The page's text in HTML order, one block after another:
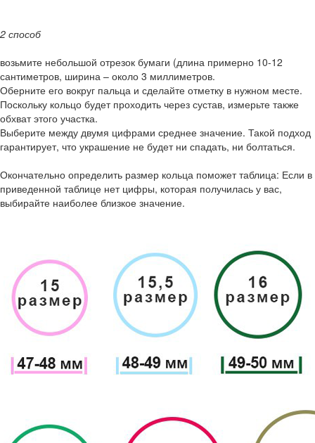
2 способ
возьмите небольшой отрезок бумаги (длина примерно 10-12
сантиметров, ширина – около 3 миллиметров.
Оберните его вокруг пальца и сделайте отметку в нужном месте.
Поскольку кольцо будет проходить через сустав, измерьте также
обхват этого участка.
Выберите между двумя цифрами среднее значение. Такой подход
гарантирует, что украшение не будет ни спадать, ни болтаться.
Окончательно определить размер кольца поможет таблица: Если в
приведенной таблице нет цифры, которая получилась у вас,
выбирайте наиболее близкое значение.